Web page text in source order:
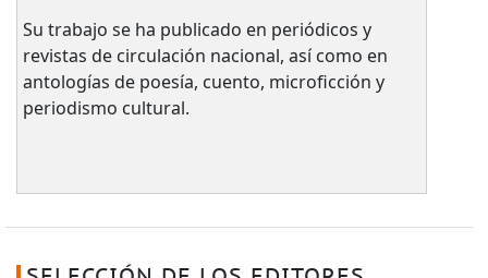
Su trabajo se ha publicado en periódicos y
revistas de circulación nacional, así como en
antologías de poesía, cuento, microficción y
periodismo cultural.